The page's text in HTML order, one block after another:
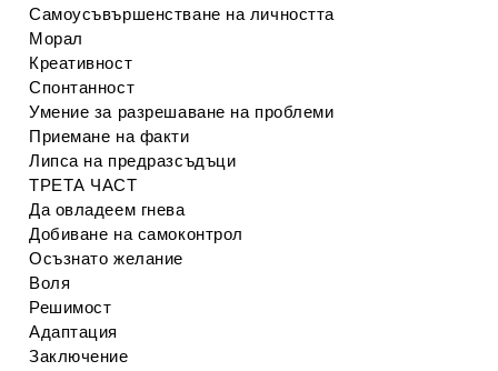
Самоусъвършенстване на личността
Морал
Креативност
Спонтанност
Умение за разрешаване на проблеми
Приемане на факти
Липса на предразсъдъци
ТРЕТА ЧАСТ
Да овладеем гнева
Добиване на самоконтрол
Осъзнато желание
Воля
Решимост
Адаптация
Заключение